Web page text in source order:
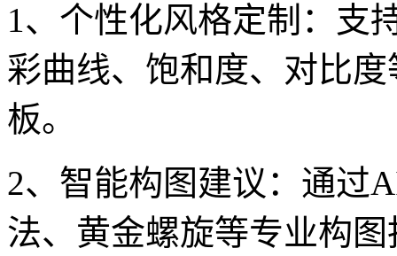
1、个性化风格定制：支
彩曲线、饱和度、对比
板。
2、智能构图建议：通过
法、黄金螺旋等专业构图